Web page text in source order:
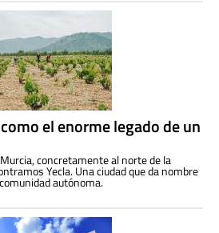
el enorme legado de un
concretamente al norte de la
Yecla. Una ciudad que da nombre
autónoma.